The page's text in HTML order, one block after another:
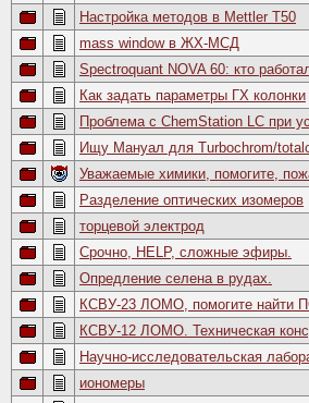
Настройка методов в Мettler Т50
mass window в ЖХ-МСД
Spectroquant NOVA 60: кто
Как задать параметры ГХ колонки
Проблема с ChemStation LC при
Ищу Мануал для Turbochrom/
Уважаемые химики, помогите,
Разделение оптических изомеров
торцевой электрод
Срочно, HELP, сложные эфиры.
Опредление селена в рудах.
КСВУ-23 ЛОМО, помогите найти
КСВУ-12 ЛОМО. Техническая
Научно-исследовательская
иономеры